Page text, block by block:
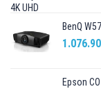
BenQ
Epson